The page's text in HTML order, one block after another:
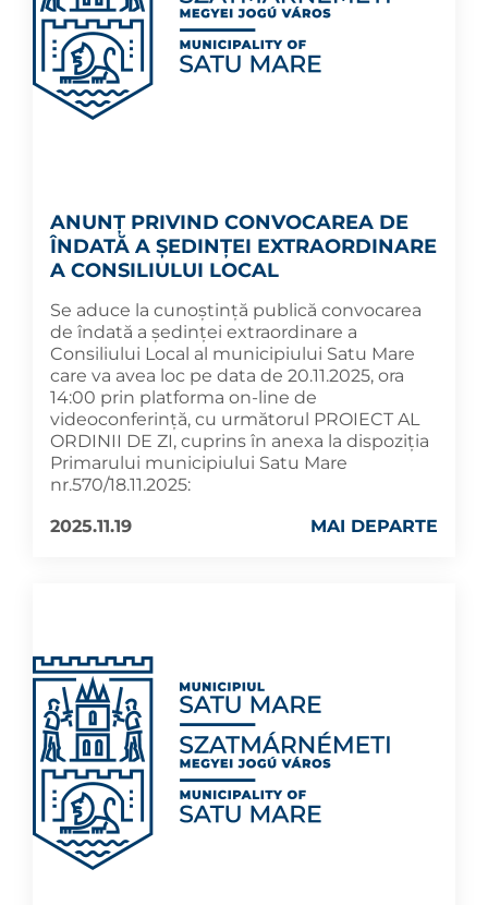
ANUNȚ PRIVIND CONVOCAREA DE
ÎNDATĂ A ȘEDINȚEI EXTRAORDINARE
A CONSILIULUI LOCAL
Se aduce la cunoștință publică convocarea
de îndată a ședinței extraordinare a
Consiliului Local al municipiului Satu Mare
care va avea loc pe data de 20.11.2025, ora
14:00 prin platforma on-line de
videoconferință, cu următorul PROIECT AL
ORDINII DE ZI, cuprins în anexa la dispoziția
Primarului municipiului Satu Mare
nr.570/18.11.2025:
2025.11.19
MAI DEPARTE